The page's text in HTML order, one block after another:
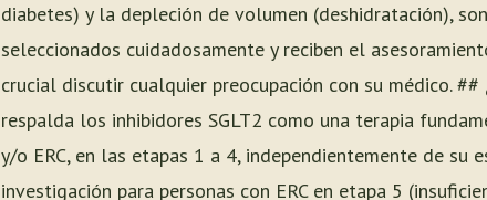
diabetes) y la depleción de volumen (deshidratación),
seleccionados cuidadosamente y reciben el
crucial discutir cualquier preocupación con su médico.
respalda los inhibidores SGLT2 como una terapia
y/o ERC, en las etapas 1 a 4, independientemente de su
investigación para personas con ERC en etapa 5